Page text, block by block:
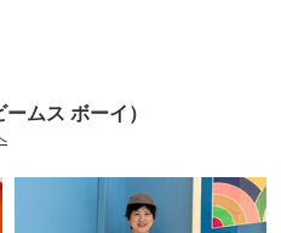
ムス ボーイ）